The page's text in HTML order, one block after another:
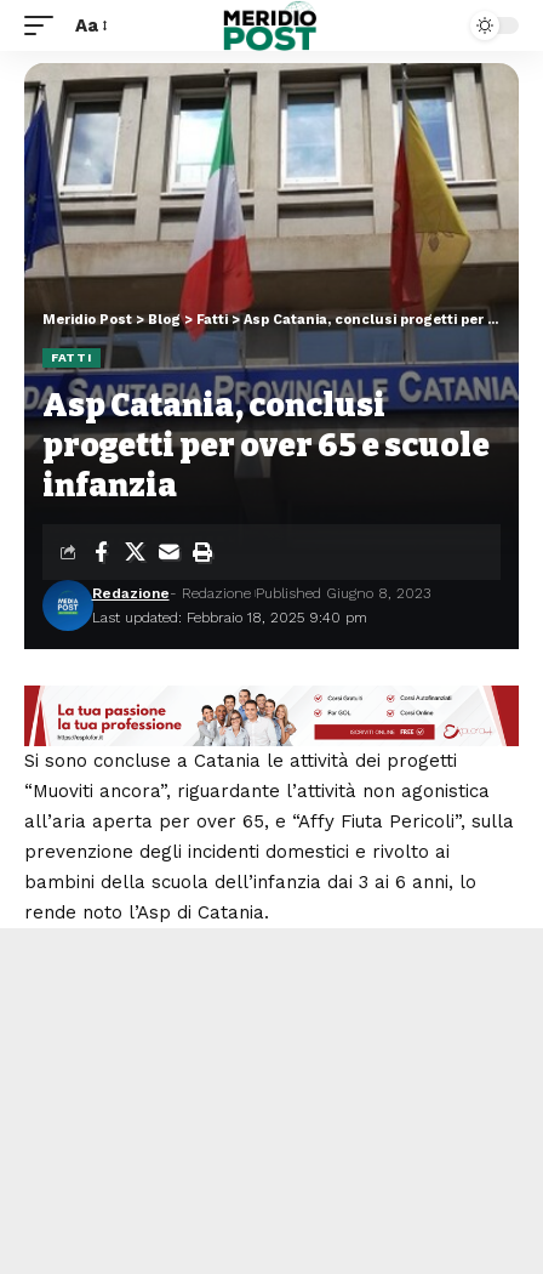
Aa
Meridio Post>Blog> Fatti>Asp Catania, conclusi progetti per over 65 e scuole infanzia
FATTI
Asp Catania, conclusi
progetti per over 65 e scuole
infanzia
Last updated: Febbraio 18, 2025 9:40 pm
Redazione- Redazione Published Giugno 8, 2023
Si sono concluse a Catania le attività dei progetti
“Muoviti ancora”, riguardante l’attività non agonistica
all’aria aperta per over 65, e “Affy Fiuta Pericoli”, sulla
prevenzione degli incidenti domestici e rivolto ai
bambini della scuola dell’infanzia dai 3 ai 6 anni, lo
rende noto l’Asp di Catania.